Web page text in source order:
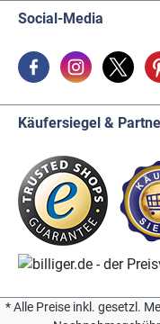
Social-Media
Käufersiegel &
* Alle Preise inkl. gesetzl.